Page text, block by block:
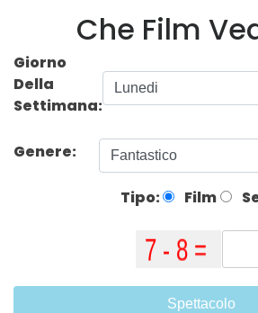
Che Film
Giorno
Della
Settimana:
Genere:
Tipo: Film
Spettacolo